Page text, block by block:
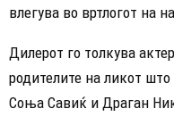
влегува во вртлогот на
Дилерот го толкува
родителите на ликот
Соња Савиќ и Драган